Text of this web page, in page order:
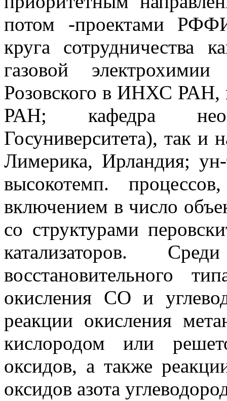
потом -проектами
круга сотрудничества
газовой
Розовского в ИНХС
РАН; кафедра
Госуниверситета), так и
Лимерика, Ирландия;
высокотемп.
включением в число
со структурами
катализаторов.
восстановительного
окисления СО и
реакции окисления
кислородом или
оксидов, а также
оксидов азота